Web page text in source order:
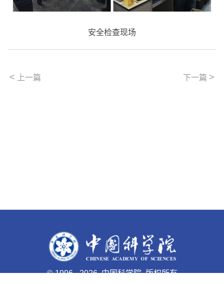
安全检查现场
< 上一篇 下一篇 >
© 1996 -2026 中国科学院 版权所有